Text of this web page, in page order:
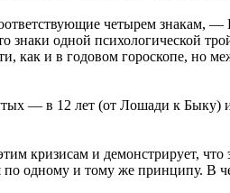
четырем знакам, —
знаки одной психологической
как и в годовом гороскопе,
— в 12 лет (от Лошади к
кризисам и демонстрирует,
по одному и тому же принципу. В